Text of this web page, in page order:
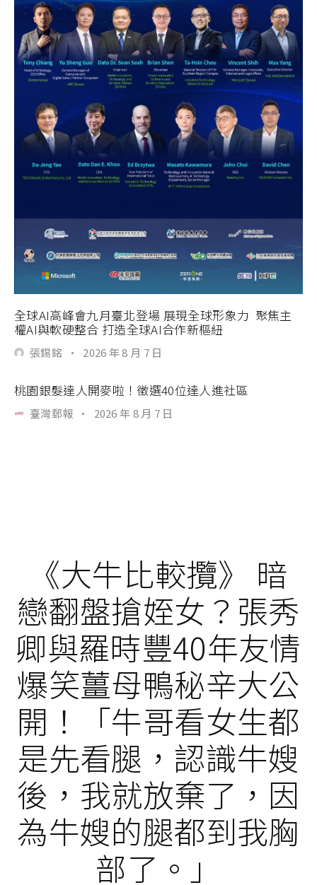
全球AI高峰會九月臺北登場 展現全球形象力 聚焦主
權AI與軟硬整合 打造全球AI合作新樞紐
張錫銘 · 2026 年 8 月 7 日
桃園銀髮達人開麥啦！徵選40位達人進社區
臺灣郵報 · 2026 年 8 月 7 日
《大牛比較攬》 暗
戀翻盤搶姪女？張秀
卿與羅時豐40年友情
爆笑薑母鴨秘辛大公
開！「牛哥看女生都
是先看腿，認識牛嫂
後，我就放棄了，因
為牛嫂的腿都到我胸
部了。」